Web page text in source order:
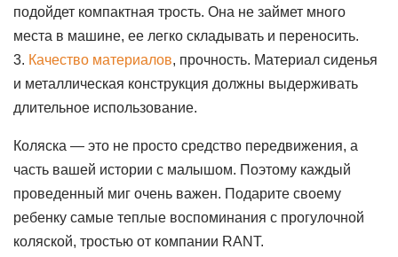
подойдет компактная трость. Она не займет много
места в машине, ее легко складывать и переносить.
3. Качество материалов, прочность. Материал сиденья
и металлическая конструкция должны выдерживать
длительное использование.
Коляска — это не просто средство передвижения, а
часть вашей истории с малышом. Поэтому каждый
проведенный миг очень важен. Подарите своему
ребенку самые теплые воспоминания с прогулочной
коляской, тростью от компании RANT.